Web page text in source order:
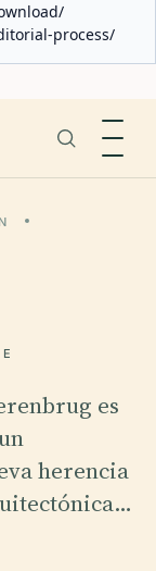
process/
es
herencia